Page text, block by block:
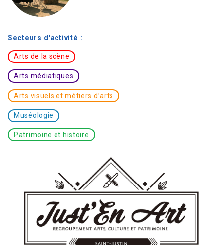
Secteurs d'activité :
Arts de la scène
Arts médiatiques
Arts visuels et métiers d’arts
Muséologie
Patrimoine et histoire